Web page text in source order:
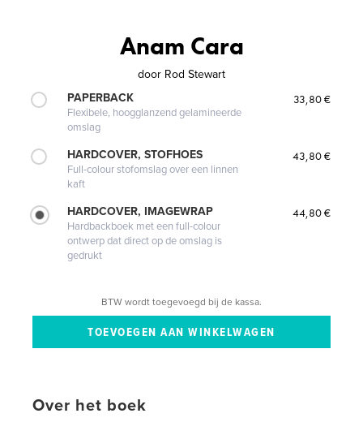
Anam Cara
door Rod Stewart
PAPERBACK
Flexibele, hoogglanzend gelamineerde
omslag
33,80 €
HARDCOVER, STOFHOES
Full-colour stofomslag over een linnen
kaft
43,80 €
HARDCOVER, IMAGEWRAP
Hardbackboek met een full-colour
ontwerp dat direct op de omslag is
gedrukt
44,80 €
BTW wordt toegevoegd bij de kassa.
Over het boek